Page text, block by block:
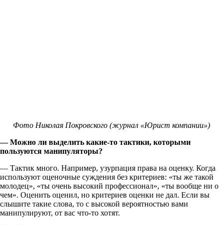
Фото Николая Покровского (журнал «Юрист компании»)
— Можно ли выделить какие-то тактики, которыми
пользуются манипуляторы?
— Тактик много. Например, узурпация права на оценку. Когда
используют оценочные суждения без критериев: «ты же такой
молодец», «ты очень высокий профессионал», «ты вообще ни о
чем». Оценить оценил, но критериев оценки не дал. Если вы
слышите такие слова, то с высокой вероятностью вами
манипулируют, от вас что-то хотят.